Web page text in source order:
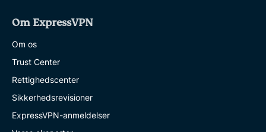
Om ExpressVPN
Om os
Trust Center
Rettighedscenter
Sikkerhedsrevisioner
ExpressVPN-anmeldelser